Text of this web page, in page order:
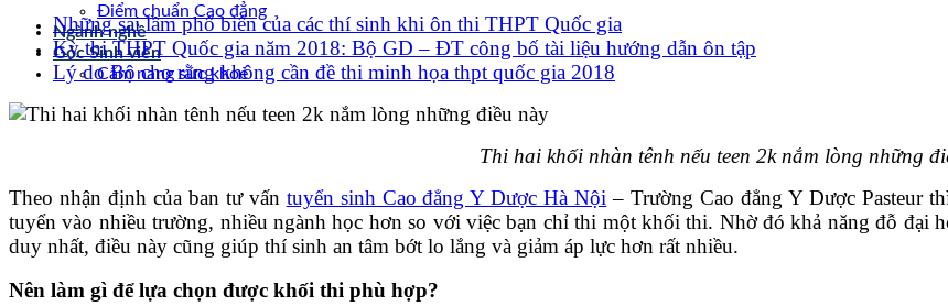
Điểm chuẩn Cao đẳng
Ngành nghề
Góc Sinh viên
Cẩm nang sức khoẻ
Những sai lầm phổ biến của các thí sinh khi ôn thi THPT Quốc gia
Kỳ thi THPT Quốc gia năm 2018: Bộ GD – ĐT công bố tài liệu hướng dẫn ôn tập
Lý do Bộ cho rằng không cần đề thi minh họa thpt quốc gia 2018
Thi hai khối nhàn tênh nếu teen 2k nắm lòng những
Theo nhận định của ban tư vấn tuyển sinh Cao đẳng Y Dược Hà Nội – Trường Cao đẳng Y Dược Pasteur
tuyển vào nhiều trường, nhiều ngành học hơn so với việc bạn chỉ thi một khối thi. Nhờ đó khả năng đỗ đại
duy nhất, điều này cũng giúp thí sinh an tâm bớt lo lắng và giảm áp lực hơn rất nhiều.
Nên làm gì để lựa chọn được khối thi phù hợp?